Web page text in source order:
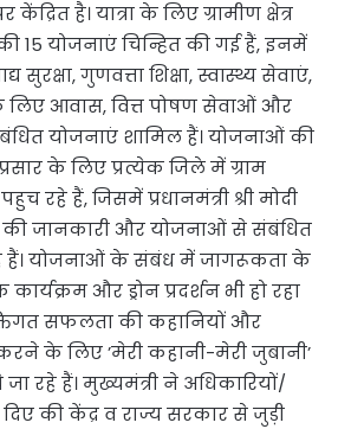
है। यात्रा के लिए ग्रामीण क्षेत्र
की 15 योजनाएं चिन्हित की गई हैं, इनमें
सुरक्षा, गुणवत्ता शिक्षा, स्वास्थ्य सेवाएं,
लिए आवास, वित्त पोषण सेवाओं और
योजनाएं शामिल हैं। योजनाओं की
के लिए प्रत्येक जिले में ग्राम
रहे हैं, जिसमें प्रधानमंत्री श्री मोदी
की जानकारी और योजनाओं से संबंधित
रहे हैं। योजनाओं के संबंध में जागरूकता के
और ड्रोन प्रदर्शन भी हो रहा
सफलता की कहानियों और
के लिए ’मेरी कहानी-मेरी जुबानी’
रहे हैं। मुख्यमंत्री ने अधिकारियों/
दिए की केंद्र व राज्य सरकार से जुड़ी